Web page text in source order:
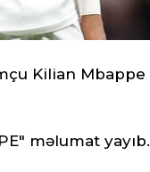
Kilian Mbappe
məlumat yayıb.